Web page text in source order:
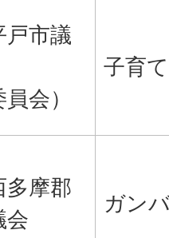
戸市議
会）
子育
多摩郡
会
ガン